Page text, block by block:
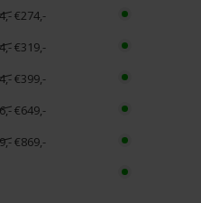
€274,-
€319,-
€399,-
€649,-
€869,-